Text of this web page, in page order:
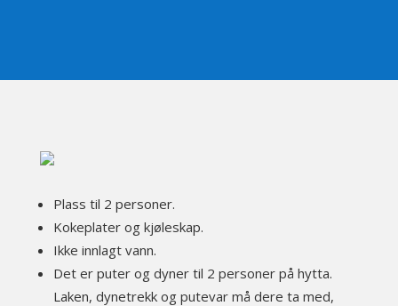
Plass til 2 personer.
Kokeplater og kjøleskap.
Ikke innlagt vann.
Det er puter og dyner til 2 personer på hytta.
Laken, dynetrekk og putevar må dere ta med,